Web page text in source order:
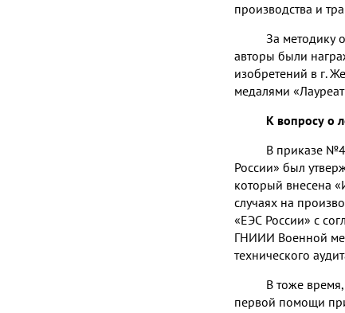
производства и
За методику
авторы были
изобретений в г.
медалями
К вопросу о
В приказе
России» был
который внесена
случаях на
«ЕЭС России» с
ГНИИИ Военной
технического
В тоже
первой помощи